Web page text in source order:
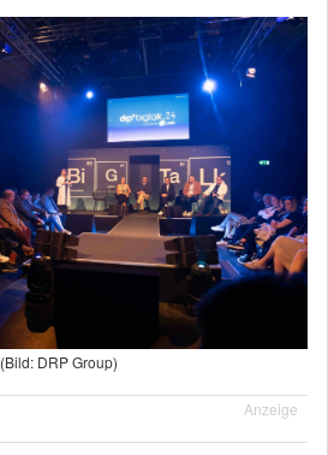
(Bild: DRP Group)
Anzeige